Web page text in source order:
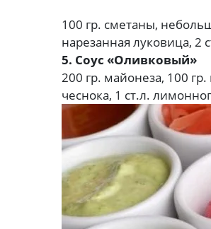
100 гр. сметаны,
нарезанная луковица,
5. Соус «Оливковый»
200 гр. майонеза, 100
чеснока, 1 ст.л.